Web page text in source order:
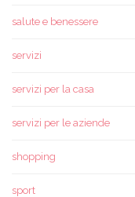
salute e benessere
servizi
servizi per la casa
servizi per le aziende
shopping
sport